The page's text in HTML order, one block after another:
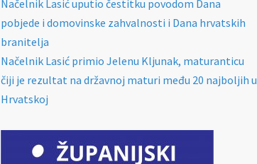
Načelnik Lasić uputio čestitku povodom Dana
pobjede i domovinske zahvalnosti i Dana hrvatskih
branitelja
Načelnik Lasić primio Jelenu Kljunak, maturanticu
čiji je rezultat na državnoj maturi među 20 najboljih u
Hrvatskoj